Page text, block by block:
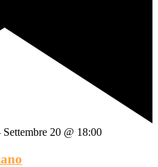
Settembre 20 @ 18:00